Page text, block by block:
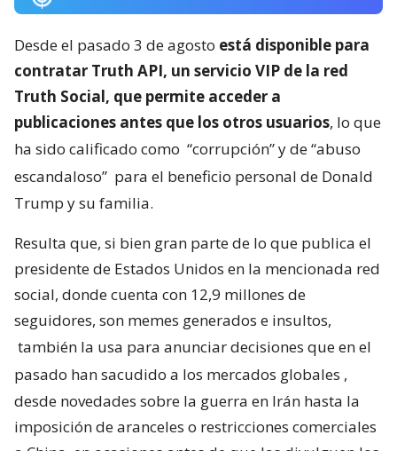
Desde el pasado 3 de agosto está disponible para
contratar Truth API, un servicio VIP de la red
Truth Social, que permite acceder a
publicaciones antes que los otros usuarios, lo que
ha sido calificado como “corrupción” y de “abuso
escandaloso” para el beneficio personal de Donald
Trump y su familia.
Resulta que, si bien gran parte de lo que publica el
presidente de Estados Unidos en la mencionada red
social, donde cuenta con 12,9 millones de
seguidores, son memes generados e insultos,
también la usa para anunciar decisiones que en el
pasado han sacudido a los mercados globales ,
desde novedades sobre la guerra en Irán hasta la
imposición de aranceles o restricciones comerciales